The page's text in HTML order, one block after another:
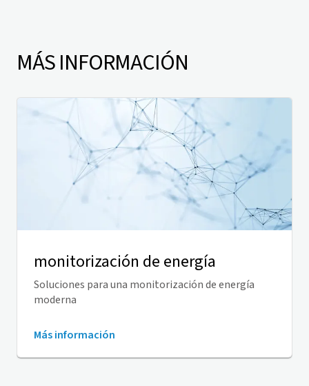
MÁS INFORMACIÓN
monitorización de energía
Soluciones para una monitorización de energía
moderna
Más información